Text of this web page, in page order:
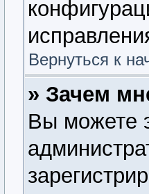
Вернуться к
» Зачем
Вы можете